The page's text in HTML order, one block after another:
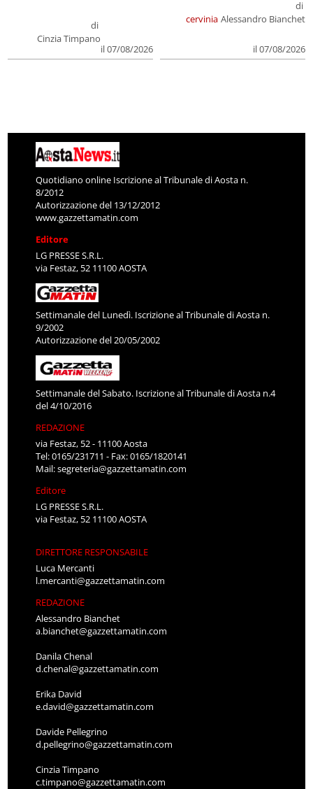
di
Cinzia Timpano
il 07/08/2026
cervinia
di
Alessandro Bianchet
il 07/08/2026
Quotidiano online Iscrizione al Tribunale di Aosta n.
8/2012
Autorizzazione del 13/12/2012
www.gazzettamatin.com
Editore
LG PRESSE S.R.L.
via Festaz, 52 11100 AOSTA
Settimanale del Lunedì. Iscrizione al Tribunale di Aosta n.
9/2002
Autorizzazione del 20/05/2002
Settimanale del Sabato. Iscrizione al Tribunale di Aosta n.4
del 4/10/2016
REDAZIONE
via Festaz, 52 - 11100 Aosta
Tel: 0165/231711 - Fax: 0165/1820141
Mail:segreteria@gazzettamatin.com
Editore
LG PRESSE S.R.L.
via Festaz, 52 11100 AOSTA
DIRETTORE RESPONSABILE
Luca Mercanti
l.mercanti@gazzettamatin.com
REDAZIONE
Alessandro Bianchet
a.bianchet@gazzettamatin.com
Danila Chenal
d.chenal@gazzettamatin.com
Erika David
e.david@gazzettamatin.com
Davide Pellegrino
d.pellegrino@gazzettamatin.com
Cinzia Timpano
c.timpano@gazzettamatin.com